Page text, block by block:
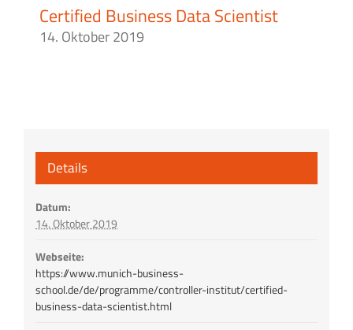
Certified Business Data Scientist
14. Oktober 2019
Details
Datum:
14. Oktober 2019
Webseite:
https://www.munich-business-
school.de/de/programme/controller-institut/certified-
business-data-scientist.html